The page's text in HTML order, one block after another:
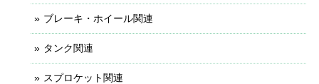
ブレーキ・ホイール関連
タンク関連
スプロケット関連